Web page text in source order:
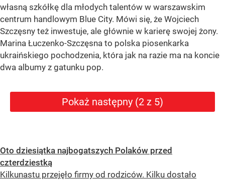
własną szkółkę dla młodych talentów w warszawskim
centrum handlowym Blue City. Mówi się, że Wojciech
Szczęsny też inwestuje, ale głównie w karierę swojej żony.
Marina Łuczenko-Szczęsna to polska piosenkarka
ukraińskiego pochodzenia, która jak na razie ma na koncie
dwa albumy z gatunku pop.
Pokaż następny (2 z 5)
Oto dziesiątka najbogatszych Polaków przed
czterdziestką
Kilkunastu przejęło firmy od rodziców. Kilku dostało